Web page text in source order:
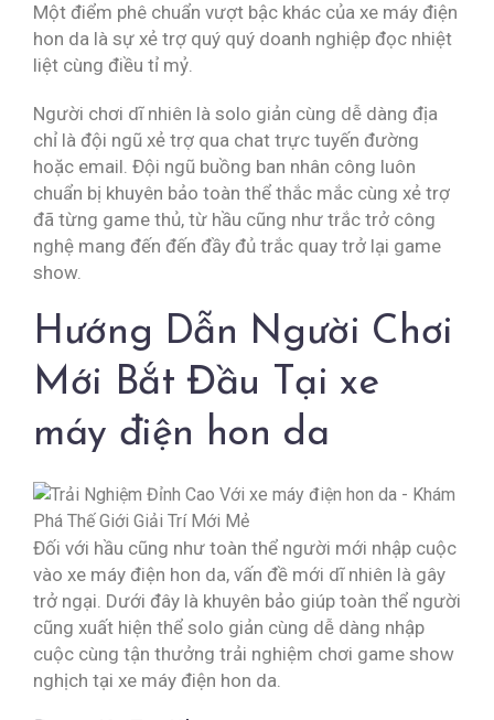
Một điểm phê chuẩn vượt bậc khác của xe máy điện
hon da là sự xẻ trợ quý quý doanh nghiệp đọc nhiệt
liệt cùng điều tỉ mỷ.
Người chơi dĩ nhiên là solo giản cùng dễ dàng địa
chỉ là đội ngũ xẻ trợ qua chat trực tuyến đường
hoặc email. Đội ngũ buồng ban nhân công luôn
chuẩn bị khuyên bảo toàn thể thắc mắc cùng xẻ trợ
đã từng game thủ, từ hầu cũng như trắc trở công
nghệ mang đến đến đầy đủ trắc quay trở lại game
show.
Hướng Dẫn Người Chơi
Mới Bắt Đầu Tại xe
máy điện hon da
Đối với hầu cũng như toàn thể người mới nhập cuộc
vào xe máy điện hon da, vấn đề mới dĩ nhiên là gây
trở ngại. Dưới đây là khuyên bảo giúp toàn thể người
cũng xuất hiện thể solo giản cùng dễ dàng nhập
cuộc cùng tận thưởng trải nghiệm chơi game show
nghịch tại xe máy điện hon da.